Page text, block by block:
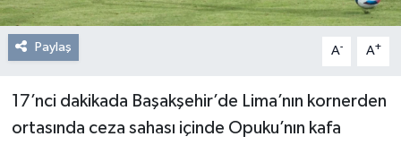
Paylaş A- A+
17’nci dakikada Başakşehir’de Lima’nın kornerden
ortasında ceza sahası içinde Opuku’nın kafa